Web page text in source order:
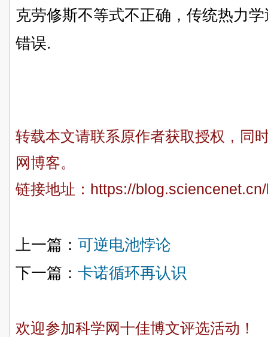
克劳修斯不等式不正确，传统热力
错误.
转载本文请联系原作者获取授权，同
网博客。
链接地址： https://
上一篇： 可逆电池悖论
下一篇： 卡诺循环再认识
欢迎参加科学网十佳博文评选活动！